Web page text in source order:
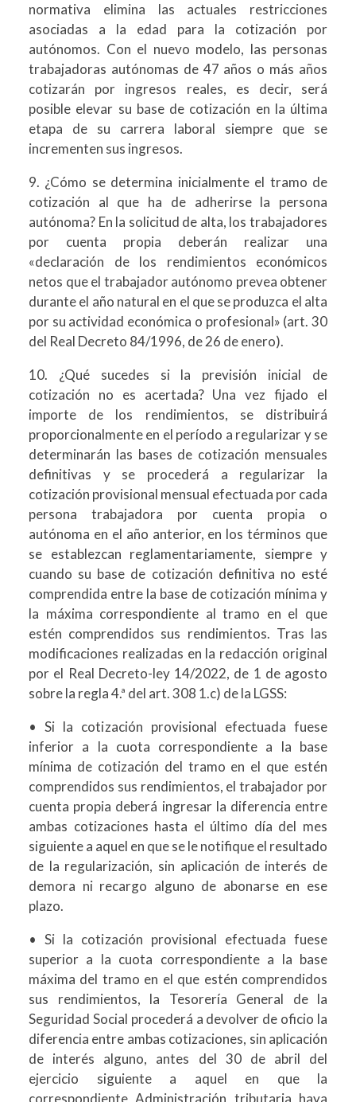
normativa elimina las actuales restricciones
asociadas a la edad para la cotización por
autónomos. Con el nuevo modelo, las personas
trabajadoras autónomas de 47 años o más años
cotizarán por ingresos reales, es decir, será
posible elevar su base de cotización en la última
etapa de su carrera laboral siempre que se
incrementen sus ingresos.
9. ¿Cómo se determina inicialmente el tramo de
cotización al que ha de adherirse la persona
autónoma? En la solicitud de alta, los trabajadores
por cuenta propia deberán realizar una
«declaración de los rendimientos económicos
netos que el trabajador autónomo prevea obtener
durante el año natural en el que se produzca el alta
por su actividad económica o profesional» (art. 30
del Real Decreto 84/1996, de 26 de enero).
10. ¿Qué sucedes si la previsión inicial de
cotización no es acertada? Una vez fijado el
importe de los rendimientos, se distribuirá
proporcionalmente en el período a regularizar y se
determinarán las bases de cotización mensuales
definitivas y se procederá a regularizar la
cotización provisional mensual efectuada por cada
persona trabajadora por cuenta propia o
autónoma en el año anterior, en los términos que
se establezcan reglamentariamente, siempre y
cuando su base de cotización definitiva no esté
comprendida entre la base de cotización mínima y
la máxima correspondiente al tramo en el que
estén comprendidos sus rendimientos. Tras las
modificaciones realizadas en la redacción original
por el Real Decreto-ley 14/2022, de 1 de agosto
sobre la regla 4.ª del art. 308 1.c) de la LGSS:
• Si la cotización provisional efectuada fuese
inferior a la cuota correspondiente a la base
mínima de cotización del tramo en el que estén
comprendidos sus rendimientos, el trabajador por
cuenta propia deberá ingresar la diferencia entre
ambas cotizaciones hasta el último día del mes
siguiente a aquel en que se le notifique el resultado
de la regularización, sin aplicación de interés de
demora ni recargo alguno de abonarse en ese
plazo.
• Si la cotización provisional efectuada fuese
superior a la cuota correspondiente a la base
máxima del tramo en el que estén comprendidos
sus rendimientos, la Tesorería General de la
Seguridad Social procederá a devolver de oficio la
diferencia entre ambas cotizaciones, sin aplicación
de interés alguno, antes del 30 de abril del
ejercicio siguiente a aquel en que la